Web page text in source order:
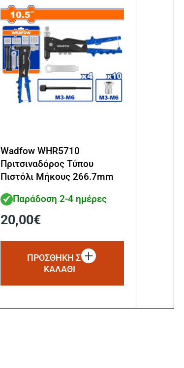
Wadfow WHR5710
Πριτσιναδόρος Τύπου
Πιστόλι Μήκους 266.7mm
Παράδοση 2-4 ημέρες
20,00€
ΠΡΟΣΘΗΚΗ ΣΤΟ
ΚΑΛΑΘΙ